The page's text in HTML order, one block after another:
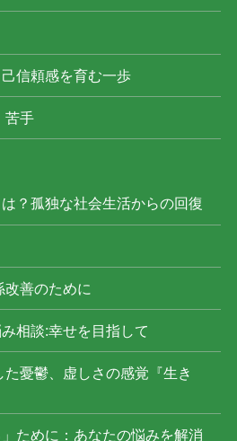
信頼感を育む一歩
苦手
？孤独な社会生活からの回復
改善のために
相談:幸せを目指して
た憂鬱、虚しさの感覚『生き
」ために：あなたの悩みを解消